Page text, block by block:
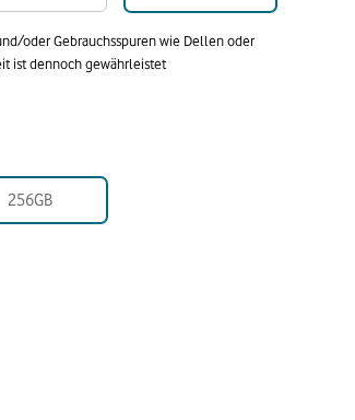
oder Gebrauchsspuren wie Dellen oder
ist dennoch gewährleistet
256GB